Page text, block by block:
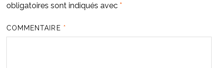
obligatoires sont indiqués avec *
COMMENTAIRE *